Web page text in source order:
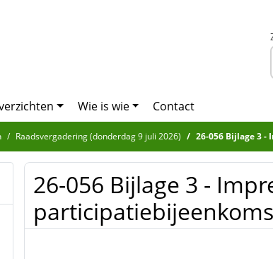
Wie is wie Contact
Raadsvergadering (donderdag 9 juli 2026) 26-056 Bijlage 3 -
26-056 Bijlage 3 -